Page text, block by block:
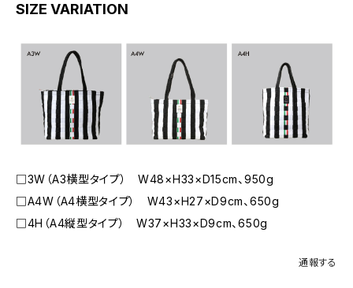
SIZE VARIATION
□3W（A3横型タイプ） W48×H33×D15cm、950g
□A4W（A4横型タイプ） W43×H27×D9cm、650g
□4H（A4縦型タイプ） W37×H33×D9cm、650g
通報する